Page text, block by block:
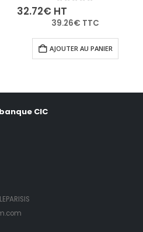
0out of 5
32.72€ HT
39.26€ TTC
AJOUTER AU PANIER
CIC